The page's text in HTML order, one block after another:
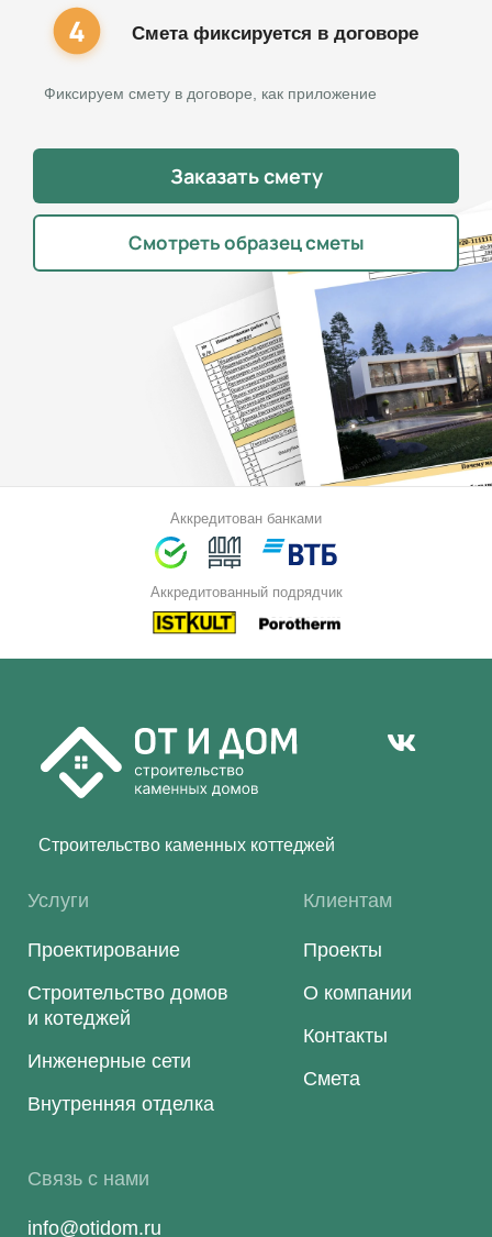
Смета фиксируется в договоре
Фиксируем смету в договоре, как приложение
Заказать смету
Смотреть образец сметы
Аккредитован банками
Аккредитованный подрядчик
Строительство каменных коттеджей
Услуги
Проектирование
Строительство домов
и котеджей
Инженерные сети
Внутренняя отделка
Клиентам
Проекты
О компании
Контакты
Смета
Связь с нами
info@otidom.ru